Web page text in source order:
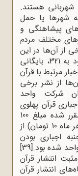
شهربانی هستند.
شهرها یا حمل
پیشاهنگی و
مختلف مردم
از آن‌ها در این
مراسم است. این گزارش‌ها پس از ورود به 321، بایگانی
مرتبط با قرآن
از نشر برخی
شرکت واحد
قرآن پهلوی
خبر دادند. در این گزارش آمده که مقرر شده مبلغ 100
تومان هدیه قرآن پهلوی طی ده ماه (هر ماه 10 تومان) از
اجباری بودن
شده بود.[39]
انتشار قرآن
انتشار قرآن